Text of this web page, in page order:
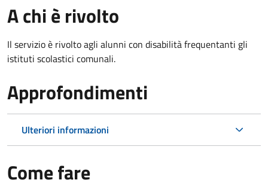
A chi è rivolto
Il servizio è rivolto agli alunni con disabilità frequentanti gli
istituti scolastici comunali.
Approfondimenti
Ulteriori informazioni
Come fare